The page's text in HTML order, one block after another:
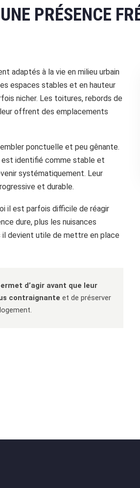
PRÉSENCE
adaptés à la vie en milieu urbain
espaces stables et en hauteur
nicher. Les toitures, rebords de
offrent des emplacements
ponctuelle et peu gênante.
est identifié comme stable et
systématiquement. Leur
et durable.
il est parfois difficile de réagir
dure, plus les nuisances
devient utile de mettre en place
d’agir avant que leur
contraignante et de préserver